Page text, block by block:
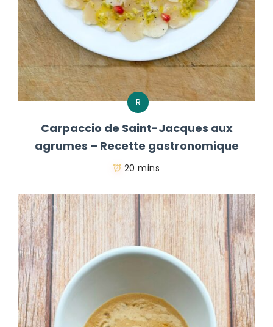
R
Carpaccio de Saint-Jacques aux
agrumes – Recette gastronomique
20 mins